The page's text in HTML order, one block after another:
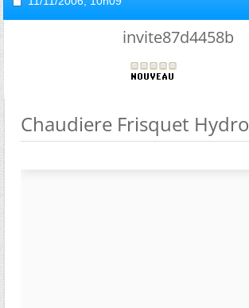
invite87d4458b
Chaudiere Frisquet